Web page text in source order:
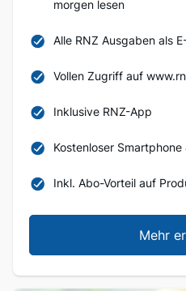
morgen lesen
Alle RNZ Ausgaben als
Vollen Zugriff auf
Inklusive RNZ-App
Kostenloser
Inkl. Abo-Vorteil auf
Mehr